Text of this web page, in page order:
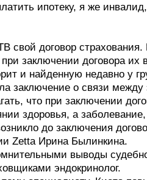
ипотеку, я же
свой договор
заключении договора
и найденную недавно у
заключение о связи
что при заключении
здоровья, а
до заключения
Zetta Ирина Былинкина.
выводы
эндокринолог.